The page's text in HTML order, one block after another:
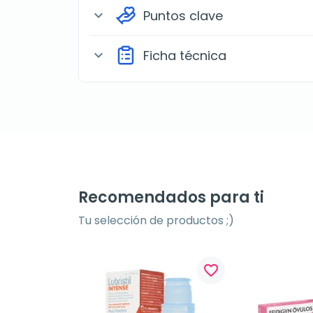
expand_more Puntos clave
expand_more Ficha técnica
Recomendados para ti
Tu selección de productos ;)
favorite_border